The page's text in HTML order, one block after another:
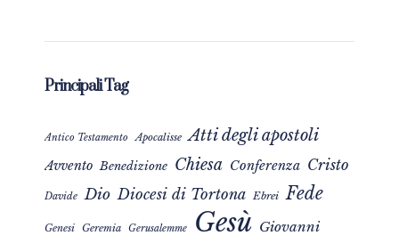
Principali Tag
Antico Testamento Apocalisse Atti degli apostoli
Avvento Benedizione Chiesa Conferenza Cristo
Davide Dio Diocesi di Tortona Ebrei Fede
Genesi Geremia Gerusalemme Gesù Giovanni